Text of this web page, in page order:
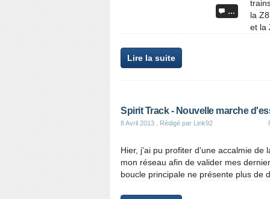
c
…
la
et la
Lire la suite
a
a
g
e
c
e
t
Spirit Track - Nouvelle marche
8 Avril 2013 , Rédigé par Link92
Hier, j'ai pu profiter d'une accalmie de
mon réseau afin de valider mes
boucle principale ne présente plus de